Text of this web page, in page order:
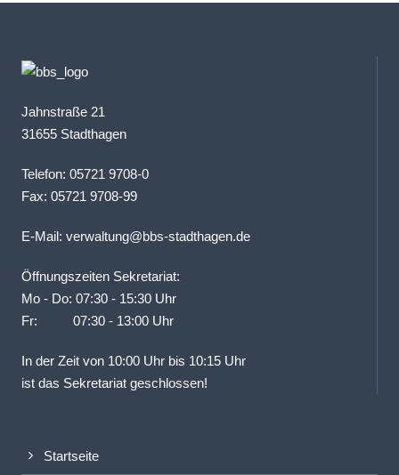
Jahnstraße 21
31655 Stadthagen
Telefon: 05721 9708-0
Fax: 05721 9708-99
E-Mail: verwaltung@bbs-stadthagen.de
Öffnungszeiten Sekretariat:
Mo - Do: 07:30 - 15:30 Uhr
Fr: 07:30 - 13:00 Uhr
In der Zeit von 10:00 Uhr bis 10:15 Uhr
ist das Sekretariat geschlossen!
Startseite